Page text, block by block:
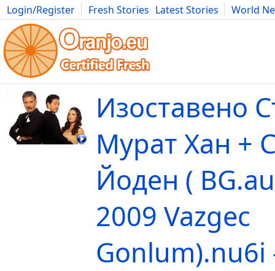
Login/Register Fresh Stories Latest Stories
World
Movies Anime Music Art Cars Advice Science
Изоставено
Мурат Хан +
Йоден (
2009 Vazgec
Gonlum).nu6i